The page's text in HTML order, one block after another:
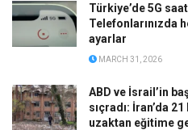
Türkiye’de 5G
Telefonlarınızda
ayarlar
MARCH 31, 2026
ABD ve İsrail’in
sıçradı: İran’da
uzaktan eğitime